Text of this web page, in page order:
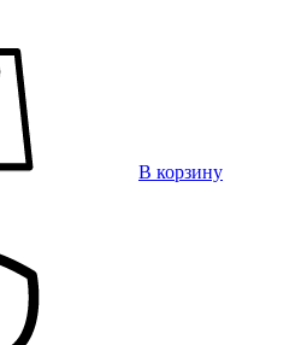
В корзину